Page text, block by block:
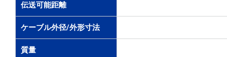
伝送可能距離
ケーブル外径/外形寸法
質量